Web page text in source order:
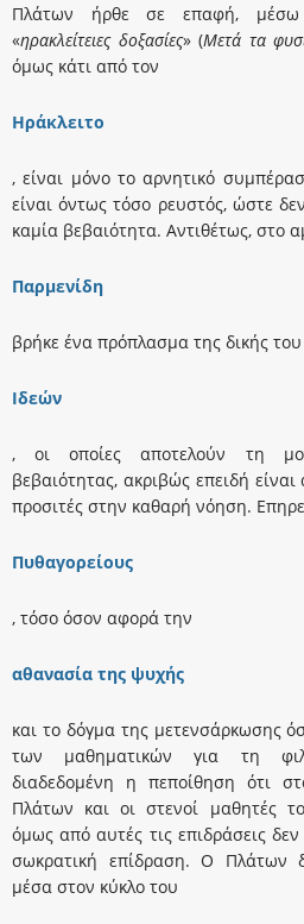
Πλάτων ήρθε σε επαφή,
«ηρακλείτειες δοξασίες» (Μετά τα
όμως κάτι από τον
Ηράκλειτο
, είναι μόνο το αρνητικό
είναι όντως τόσο ρευστός, ώστε
καμία βεβαιότητα. Αντιθέτως, στο
Παρμενίδη
βρήκε ένα πρόπλασμα της δικής
Ιδεών
, οι οποίες αποτελούν τη
βεβαιότητας, ακριβώς επειδή
προσιτές στην καθαρή νόηση.
Πυθαγορείους
, τόσο όσον αφορά την
αθανασία της ψυχής
και το δόγμα της μετενσάρκωσης
των μαθηματικών για τη
διαδεδομένη η πεποίθηση ότι
Πλάτων και οι στενοί μαθητές
όμως από αυτές τις επιδράσεις
σωκρατική επίδραση. Ο Πλάτων
μέσα στον κύκλο του